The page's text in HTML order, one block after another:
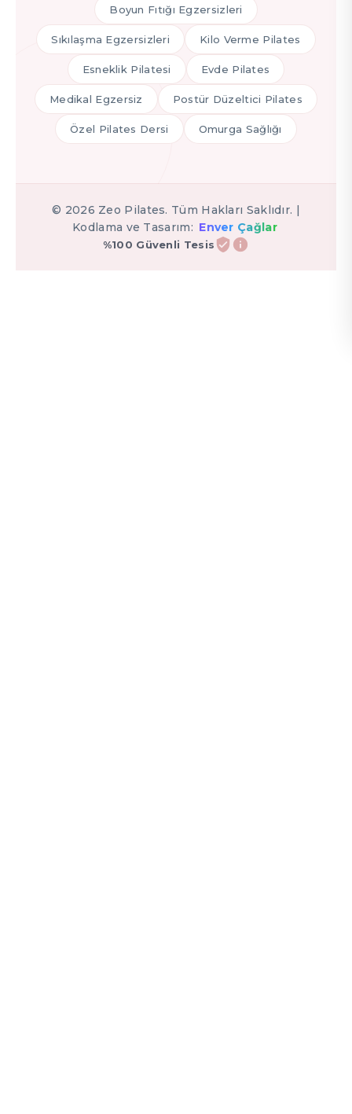
Boyun Fıtığı Egzersizleri
Sıkılaşma Egzersizleri Kilo Verme Pilates
Esneklik Pilatesi Evde Pilates
Medikal Egzersiz Postür Düzeltici Pilates
Özel Pilates Dersi Omurga Sağlığı
© 2026 Zeo Pilates. Tüm Hakları Saklıdır. |
Kodlama ve Tasarım: Enver Çağlar
%100 Güvenli Tesis